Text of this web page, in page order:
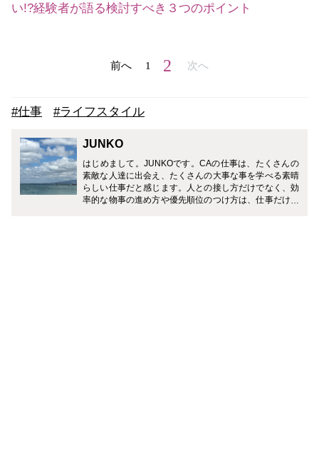
い!?経験者が語る検討すべき３つのポイント
前へ 1 2 次へ
#仕事 #ライフスタイル
JUNKO
はじめまして。JUNKOです。CAの仕事は、たくさんの
素敵な人達に出会え、たくさんの大事な事を学べる素晴
らしい仕事だと感じます。人との接し方だけでなく、効
率的な物事の進め方や優先順位のつけ方は、仕事だけで